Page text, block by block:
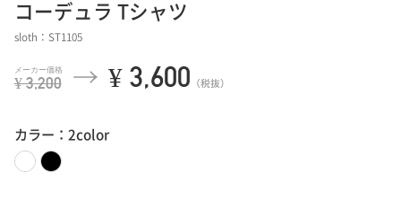
コーデュラ Tシャツ
sloth：ST1105
¥ 3,200 ¥ 3,600 （税抜）
カラー：2color